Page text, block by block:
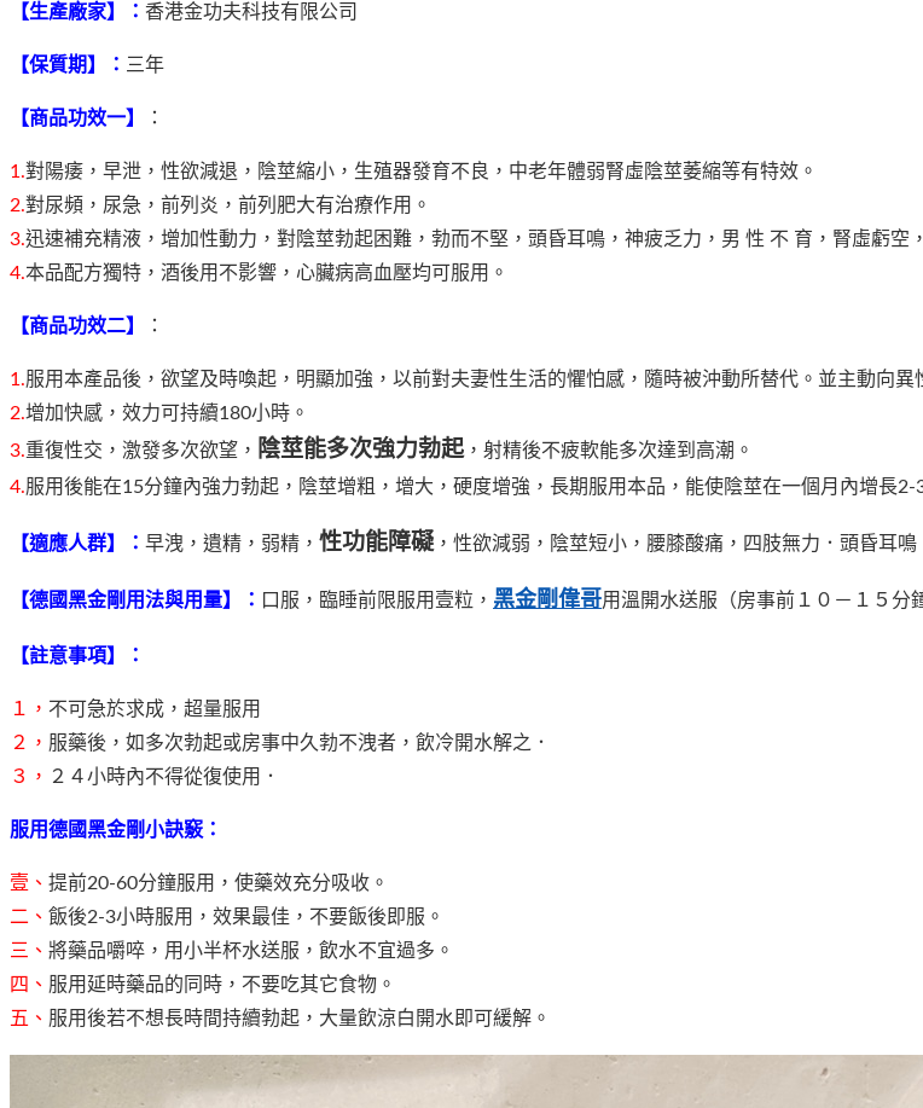
【生產廠家】： 香港金功夫科技有限公司
【保質期】： 三年
【商品功效一】 ：
1.對陽痿，早泄，性欲減退，陰莖縮小，生殖器發育不良，中老年體弱腎虛陰莖萎縮等有特效。
2.對尿頻，尿急，前列炎，前列肥大有治療作用。
3.迅速補充精液，增加性動力，對陰莖勃起困難，勃而不堅，頭昏耳鳴，神疲乏力，男 性 不 育，腎虛虧空
4.本品配方獨特，酒後用不影響，心臟病高血壓均可服用。
【商品功效二】 ：
1.服用本產品後，欲望及時喚起，明顯加強，以前對夫妻性生活的懼怕感，隨時被沖動所替代。並主動向異
2.增加快感，效力可持續180小時。
3.重復性交，激發多次欲望， 陰莖能多次強力勃起，射精後不疲軟能多次達到高潮。
4.服用後能在15分鐘內強力勃起，陰莖增粗，增大，硬度增強，長期服用本品，能使陰莖在一個月內增長2-
【適應人群】： 早洩，遺精，弱精， 性功能障礙 ，性欲減弱，陰莖短小，腰膝酸痛，四肢無力．頭昏耳
【德國黑金剛用法與用量】： 口服，臨睡前限服用壹粒， 黑金剛偉哥用溫開水送服（房事前１０－１５分
【註意事項】：
１， 不可急於求成，超量服用
２， 服藥後，如多次勃起或房事中久勃不洩者，飲冷開水解之．
３，
２４小時內不得從復使用．
服用德國黑金剛小訣竅：
壹、 提前20-60分鐘服用，使藥效充分吸收。
二、 飯後2-3小時服用，效果最佳，不要飯後即服。
三、 將藥品嚼啐，用小半杯水送服，飲水不宜過多。
四、 服用延時藥品的同時，不要吃其它食物。
五、 服用後若不想長時間持續勃起，大量飲涼白開水即可緩解。